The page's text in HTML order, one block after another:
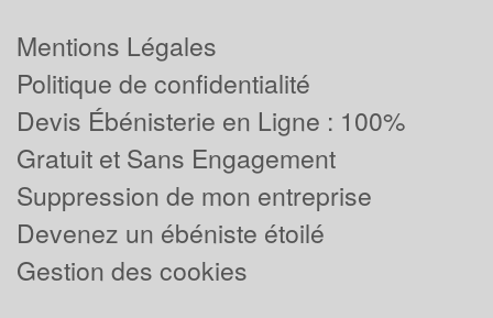
Mentions Légales
Politique de confidentialité
Devis Ébénisterie en Ligne : 100%
Gratuit et Sans Engagement
Suppression de mon entreprise
Devenez un ébéniste étoilé
Gestion des cookies